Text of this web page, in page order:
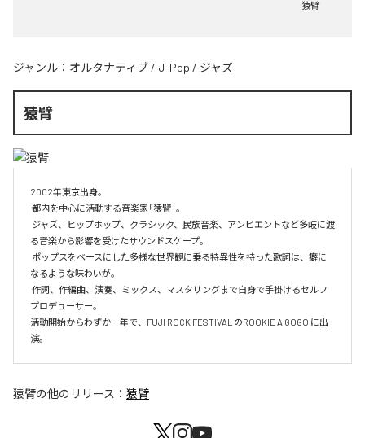
猿臂
ジャンル： オルタナティブ / J-Pop / ジャズ
猿臂
2002年東京出身。
る音楽から影響を受けたサウンドスケープ。
なるような味わいが。
プロデューサー。
活動開始からわずか一年で、FUJI ROCK FESTIVAL のROOKIE A GOGO に出
演。
猿臂の他のリリース： 猿臂